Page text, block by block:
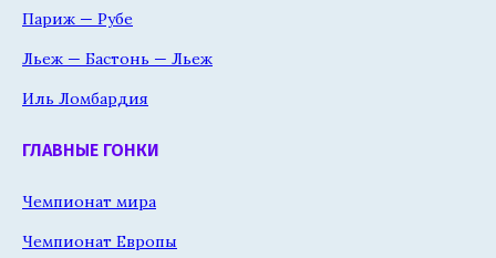
Париж — Рубе
Льеж — Бастонь — Льеж
Иль Ломбардия
ГЛАВНЫЕ ГОНКИ
Чемпионат мира
Чемпионат Европы